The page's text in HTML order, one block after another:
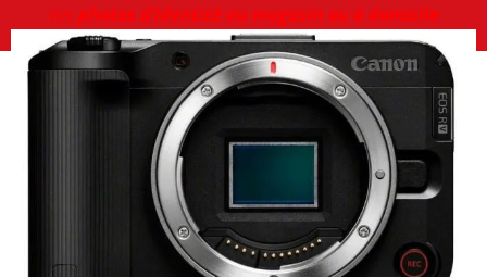
vos photos d’identité au magasin ou à domicile